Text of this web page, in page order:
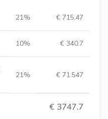
21% € 715.47
10% € 340.7
21% € 71.547
€ 3747.7